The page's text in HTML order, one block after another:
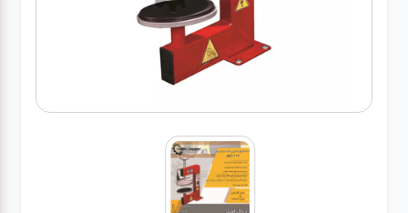
دیاگ